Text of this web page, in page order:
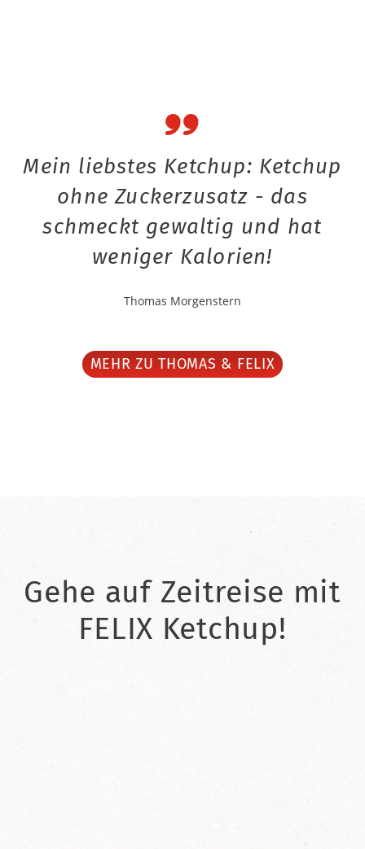
Mein liebstes Ketchup: Ketchup
ohne Zuckerzusatz - das
schmeckt gewaltig und hat
weniger Kalorien!
Thomas Morgenstern
MEHR ZU THOMAS & FELIX
Gehe auf Zeitreise mit
FELIX Ketchup!